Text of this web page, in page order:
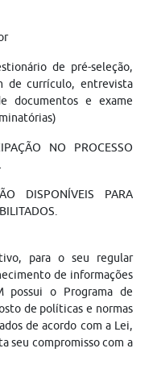
de pré-seleção,
de currículo, entrevista
documentos e exame
NO PROCESSO
DISPONÍVEIS PARA
para o seu regular
de informações
possui o Programa de
de políticas e normas
de acordo com a Lei,
seu compromisso com a